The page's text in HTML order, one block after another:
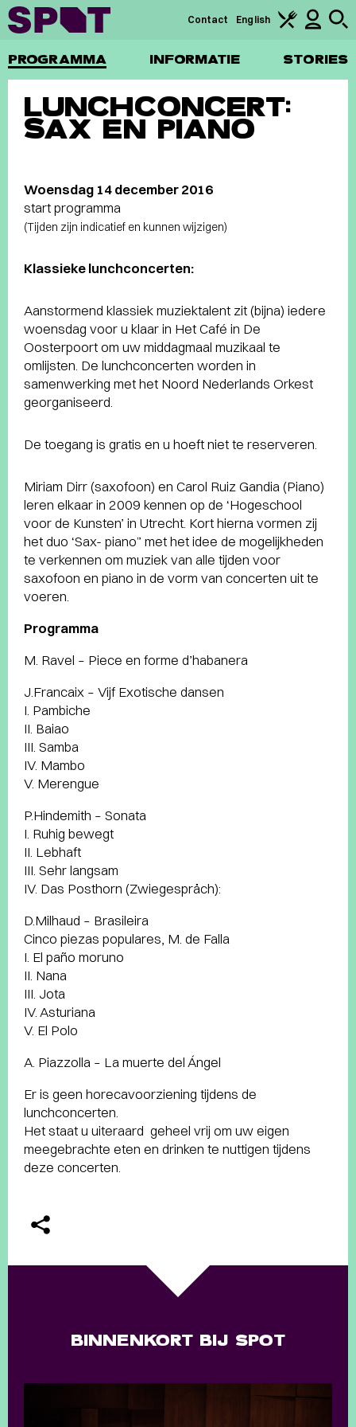
PROGRAMMA INFORMATIE STORIES
Contact English
LUNCHCONCERT:
SAX EN PIANO
Woensdag 14 december 2016
start programma
(Tijden zijn indicatief en kunnen wijzigen)
Klassieke lunchconcerten:
Aanstormend klassiek muziektalent zit (bijna) iedere
woensdag voor u klaar in Het Café in De
Oosterpoort om uw middagmaal muzikaal te
omlijsten. De lunchconcerten worden in
samenwerking met het Noord Nederlands Orkest
georganiseerd.
De toegang is gratis en u hoeft niet te reserveren.
Miriam Dirr (saxofoon) en Carol Ruiz Gandia (Piano)
leren elkaar in 2009 kennen op de ‘Hogeschool
voor de Kunsten’ in Utrecht. Kort hierna vormen zij
het duo ‘Sax- piano” met het idee de mogelijkheden
te verkennen om muziek van alle tijden voor
saxofoon en piano in de vorm van concerten uit te
voeren.
Programma
M. Ravel – Piece en forme d’habanera
J.Francaix – Vijf Exotische dansen
I. Pambiche
II. Baiao
III. Samba
IV. Mambo
V. Merengue
P.Hindemith – Sonata
I. Ruhig bewegt
II. Lebhaft
III. Sehr langsam
IV. Das Posthorn (Zwiegespräch):
D.Milhaud – Brasileira
Cinco piezas populares, M. de Falla
I. El paño moruno
II. Nana
III. Jota
IV. Asturiana
V. El Polo
A. Piazzolla – La muerte del Ángel
Er is geen horecavoorziening tijdens de
lunchconcerten.
Het staat u uiteraard geheel vrij om uw eigen
meegebrachte eten en drinken te nuttigen tijdens
deze concerten.
BINNENKORT BIJ SPOT